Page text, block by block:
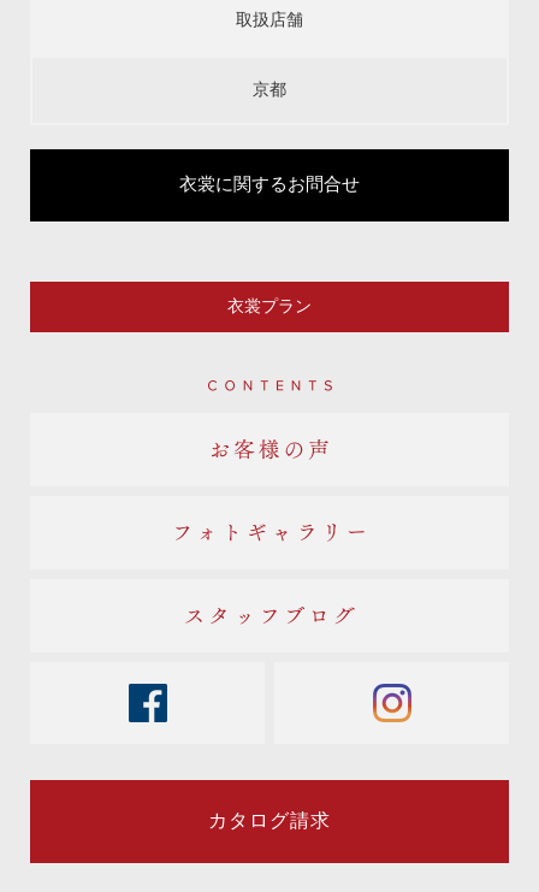
取扱店舗
京都
衣裳に関するお問合せ
衣裳プラン
Contents
お客様の声
フォトギャラリー
スタッフブログ
instagram
カタログ請求